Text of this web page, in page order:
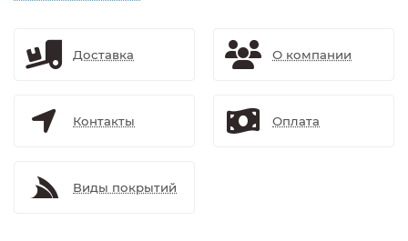
Доставка О компании
Контакты Оплата
Виды покрытий